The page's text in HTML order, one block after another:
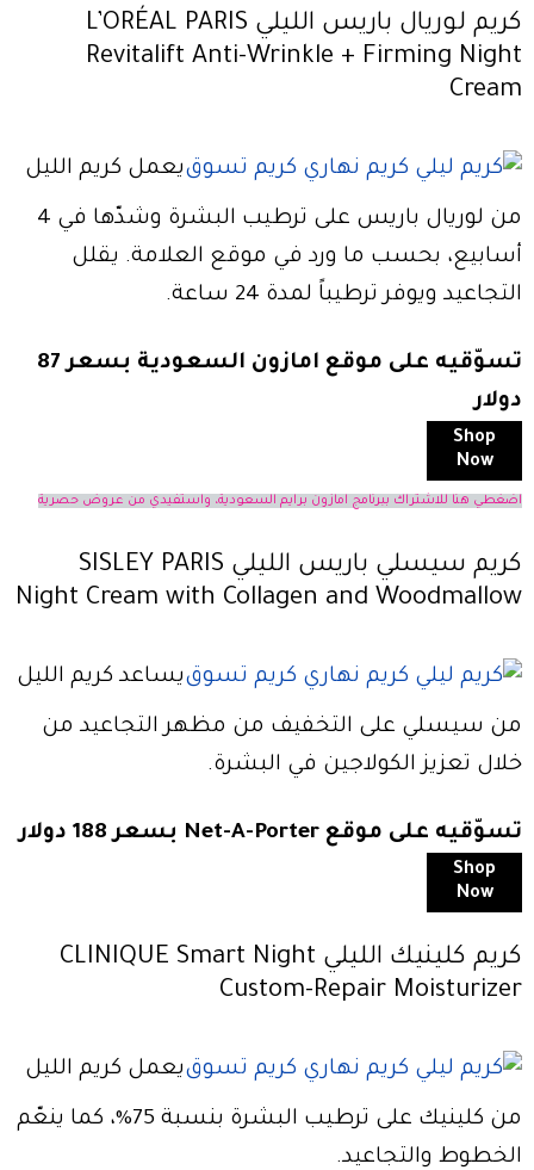
كريم لوريال باريس الليلي L’ORÉAL PARIS
Revitalift Anti-Wrinkle + Firming Night
Cream
يعمل كريم الليل
من لوريال باريس على ترطيب البشرة وشدّها في 4
أسابيع، بحسب ما ورد في موقع العلامة. يقلل
التجاعيد ويوفر ترطيباً لمدة 24 ساعة.
تسوّقيه على موقع امازون السعودية بسعر 87
دولار
Shop
Now
اضغطي هنا للاشتراك ببرنامج امازون برايم السعودية، واستفيدي من عروض حصرية
كريم سيسلي باريس الليلي SISLEY PARIS
Night Cream with Collagen and Woodmallow
يساعد كريم الليل
من سيسلي على التخفيف من مظهر التجاعيد من
خلال تعزيز الكولاجين في البشرة.
تسوّقيه على موقع Net-A-Porter بسعر 188 دولار
Shop
Now
كريم كلينيك الليلي CLINIQUE Smart Night
Custom-Repair Moisturizer
يعمل كريم الليل
من كلينيك على ترطيب البشرة بنسبة 75%، كما ينعّم
الخطوط والتجاعيد.